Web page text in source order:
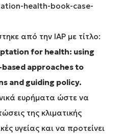
health-book-case-
από την IAP με τίτλο:
for health: using
approaches to
and guiding policy.
ευρήματα ώστε να
της κλιματικής
υγείας και να προτείνει